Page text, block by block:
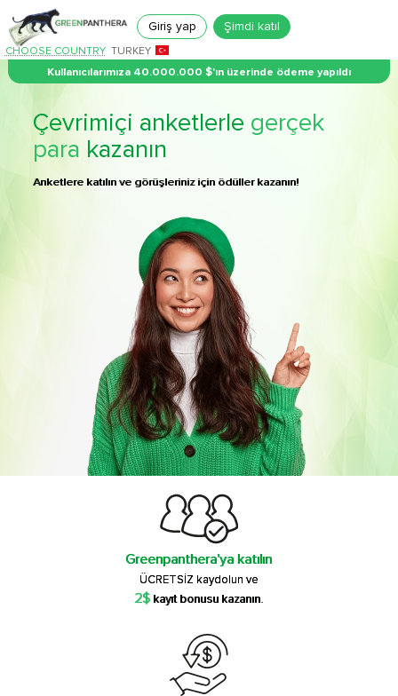
CHOOSE COUNTRY TURKEY
Giriş yap Şimdi katıl
Kullanıcılarımıza 40.000.000 $'ın üzerinde ödeme yapıldı
Çevrimiçi anketlerle gerçek
para kazanın
Anketlere katılın ve görüşleriniz için ödüller kazanın!
Greenpanthera'ya katılın
ÜCRETSİZ kaydolun ve
2$ kayıt bonusu kazanın.